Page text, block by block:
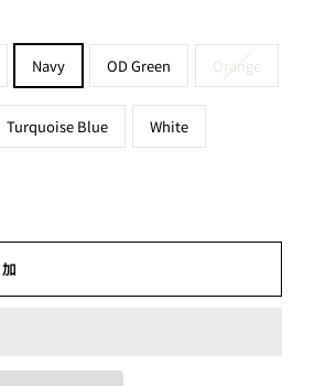
Navy OD Green Orange
Turquoise Blue White